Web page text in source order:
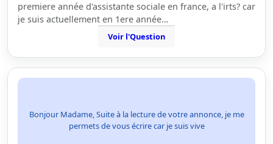
premiere année d'assistante sociale en france, a l'irts? car
je suis actuellement en 1ere année…
Voir l'Question
Bonjour Madame, Suite à la lecture de votre annonce, je me
permets de vous écrire car je suis vive